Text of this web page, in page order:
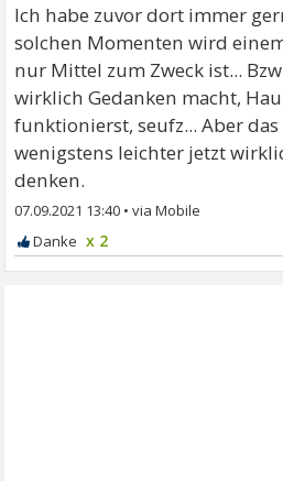
Ich habe zuvor dort immer
solchen Momenten wird
nur Mittel zum Zweck ist...
wirklich Gedanken macht,
funktionierst, seufz... Aber
wenigstens leichter jetzt
denken.
07.09.2021 13:40 •
x 2